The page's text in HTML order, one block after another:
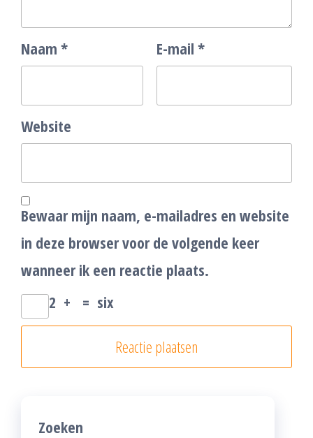
Naam * E-mail *
Website
Bewaar mijn naam, e-mailadres en website
in deze browser voor de volgende keer
wanneer ik een reactie plaats.
2 + = six
Zoeken